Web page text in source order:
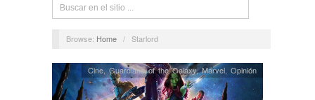
Browse: Home / Starlord
Cine,Guardians of the Galaxy,Marvel ,Opinión